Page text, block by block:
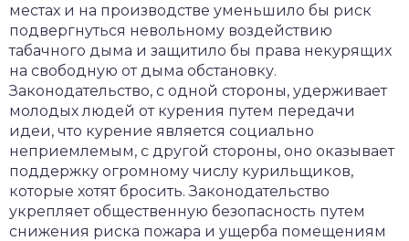
местах и на производстве уменьшило бы риск
подвергнуться невольному воздействию
табачного дыма и защитило бы права некурящих
на свободную от дыма обстановку.
Законодательство, с одной стороны, удерживает
молодых людей от курения путем передачи
идеи, что курение является социально
неприемлемым, с другой стороны, оно оказывает
поддержку огромному числу курильщиков,
которые хотят бросить. Законодательство
укрепляет общественную безопасность путем
снижения риска пожара и ущерба помещениям